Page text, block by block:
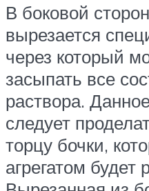
В боковой
вырезается
через который
засыпать все
раствора.
следует
торцу бочки,
агрегатом